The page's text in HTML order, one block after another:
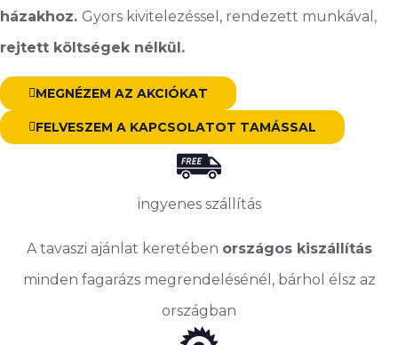
házakhoz. Gyors kivitelezéssel, rendezett munkával,
rejtett költségek nélkül.
MEGNÉZEM AZ AKCIÓKAT
FELVESZEM A KAPCSOLATOT TAMÁSSAL
ingyenes szállítás
A tavaszi ajánlat keretében országos kiszállítás
minden fagarázs megrendelésénél, bárhol élsz az
országban